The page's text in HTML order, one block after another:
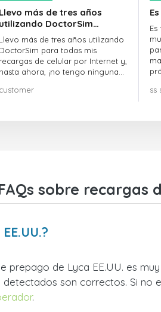
Llevo más de tres años
utilizando DoctorSim…
Llevo más de tres años utilizando
DoctorSim para todas mis
recargas de celular por Internet y,
hasta ahora, ¡no tengo ninguna
customer
ss
sobre recargas
prepago de Lyca EE.UU. es
son correctos. Si no
.